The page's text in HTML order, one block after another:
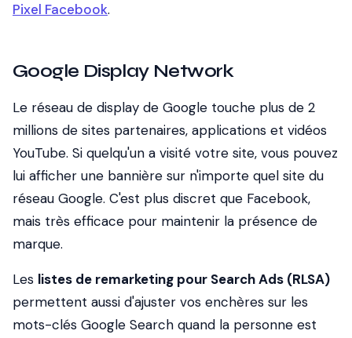
Pixel Facebook.
Google Display Network
Le réseau de display de Google touche plus de 2
millions de sites partenaires, applications et vidéos
YouTube. Si quelqu'un a visité votre site, vous pouvez
lui afficher une bannière sur n'importe quel site du
réseau Google. C'est plus discret que Facebook,
mais très efficace pour maintenir la présence de
marque.
Les listes de remarketing pour Search Ads (RLSA)
permettent aussi d'ajuster vos enchères sur les
mots-clés Google Search quand la personne est